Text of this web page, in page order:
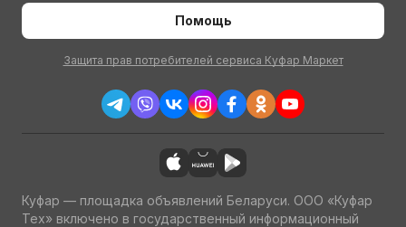
Помощь
Защита прав потребителей сервиса Куфар Маркет
Куфар — площадка объявлений Беларуси. ООО «Куфар
Тех» включено в государственный информационный